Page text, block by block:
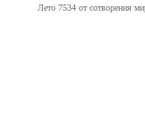
Лето 7534 от сотворения